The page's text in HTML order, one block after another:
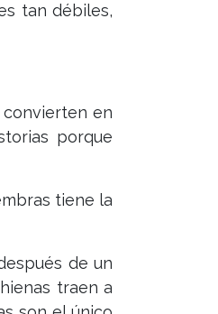
tan débiles,
convierten en
porque
tiene la
de un
traen a